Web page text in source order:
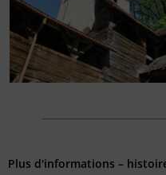
Plus d'informations –